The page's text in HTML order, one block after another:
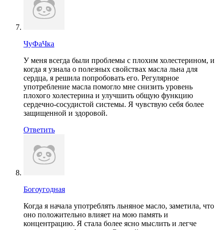
ЧуФаЧка
У меня всегда были проблемы с плохим холестерином, и
когда я узнала о полезных свойствах масла льна для
сердца, я решила попробовать его. Регулярное
употребление масла помогло мне снизить уровень
плохого холестерина и улучшить общую функцию
сердечно-сосудистой системы. Я чувствую себя более
защищенной и здоровой.
Ответить
Богоугодная
Когда я начала употреблять льняное масло, заметила, что
оно положительно влияет на мою память и
концентрацию. Я стала более ясно мыслить и легче